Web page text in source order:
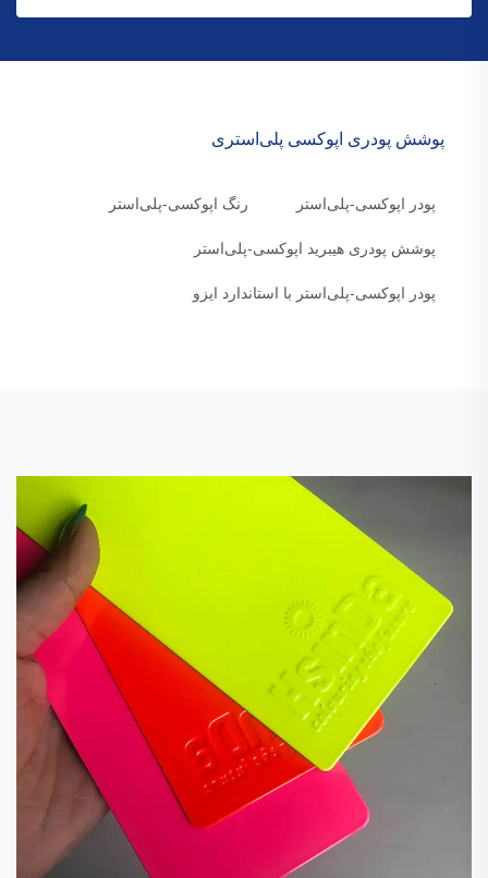
پوشش پودری اپوکسی پلی‌استری
پودر اپوکسی-پلی‌استر رنگ اپوکسی-پلی‌استر
پوشش پودری هیبرید اپوکسی-پلی‌استر
پودر اپوکسی-پلی‌استر با استاندارد ایزو